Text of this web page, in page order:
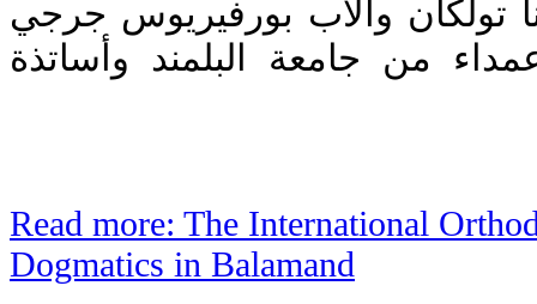
تولكان والأب بورفيريوس جرجي
من جامعة البلمند وأساتذة
Read more: The International
Dogmatics in Balamand